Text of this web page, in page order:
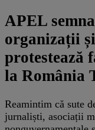
APEL
organizații
protestează
la România
Reamintim că sute
jurnaliști, asociații